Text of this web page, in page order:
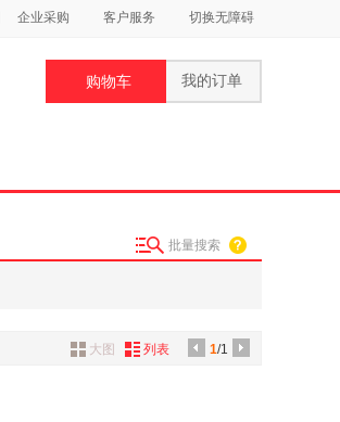
企业采购 客户服务 切换无障碍
购物车 我的订单
批量搜索
1/1
大图 列表